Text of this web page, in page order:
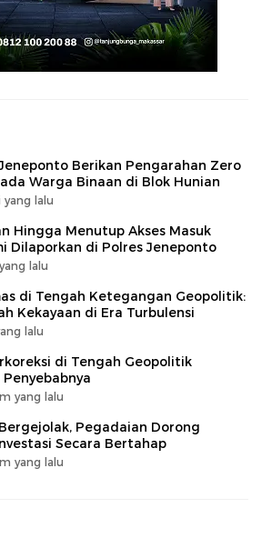
Berikan Pengarahan Zero
Warga Binaan di Blok Hunian
yang lalu
Hingga Menutup Akses Masuk
Dilaporkan di Polres Jeneponto
lalu
di Tengah Ketegangan Geopolitik:
Kekayaan di Era Turbulensi
lalu
di Tengah Geopolitik
yang lalu
Pegadaian Dorong
Secara Bertahap
yang lalu